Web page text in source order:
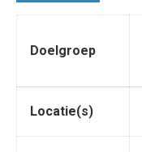
Doelgroep
Locatie(s)